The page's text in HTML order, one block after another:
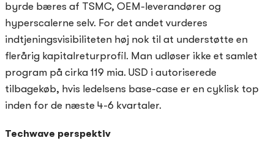
byrde bæres af TSMC, OEM-leverandører og
hyperscalerne selv. For det andet vurderes
indtjeningsvisibiliteten høj nok til at understøtte en
flerårig kapitalreturprofil. Man udløser ikke et samlet
program på cirka 119 mia. USD i autoriserede
tilbagekøb, hvis ledelsens base-case er en cyklisk top
inden for de næste 4-6 kvartaler.
Techwave perspektiv